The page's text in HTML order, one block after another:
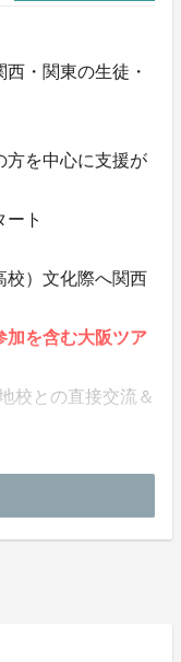
・関東の生徒・
方を中心に支援が
ト
校）文化際へ関西
加を含む大阪ツア
との直接交流＆